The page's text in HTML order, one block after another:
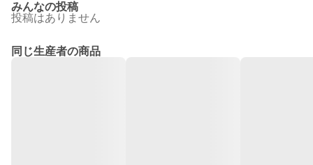
みんなの投稿
投稿はありません
同じ生産者の商品